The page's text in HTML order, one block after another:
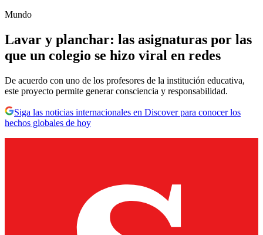
Mundo
Lavar y planchar: las asignaturas por las
que un colegio se hizo viral en redes
De acuerdo con uno de los profesores de la institución educativa,
este proyecto permite generar consciencia y responsabilidad.
Siga las noticias internacionales en Discover para conocer los
hechos globales de hoy